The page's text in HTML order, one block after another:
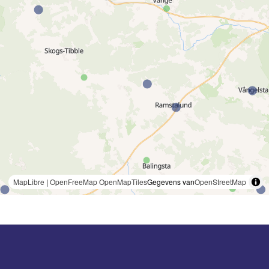
MapLibre | OpenFreeMapOpenMapTilesGegevens vanOpenStreetMap